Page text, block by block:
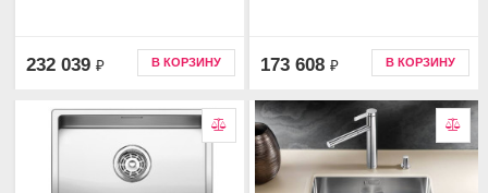
232 039 ₽ В КОРЗИНУ 173 608 ₽ В КОРЗИНУ